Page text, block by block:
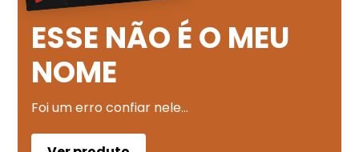
ESSE NÃO É O MEU
NOME
Foi um erro confiar nele…